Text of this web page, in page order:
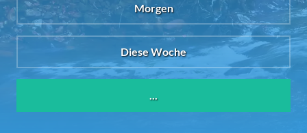
Morgen
Diese Woche